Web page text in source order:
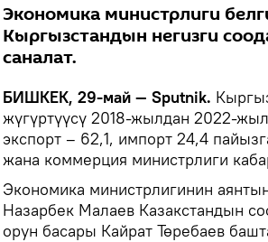
Экономика министрлиги
Кыргызстандын негизги
саналат.
БИШКЕК, 29-май — Sputnik.
жүгүртүүсү 2018-жылдан 2022-
экспорт – 62,1, импорт 24,4
жана коммерция министрлиги
Экономика министрлигинин
Назарбек Малаев Казакстандын
орун басары Кайрат Төребаев